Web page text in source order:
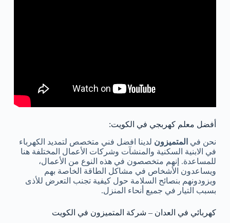
أفضل معلم كهربجي في الكويت:
نحن في المتميزون لدينا افضل فني متخصص لتمديد الكهرباء
في الابنية السكنية والمنشآت وشركات الأعمال المختلفة هنا
للمساعدة. إنهم متخصصون في هذه النوع من الأعمال،
ويساعدون الأشخاص في مشاكل الطاقة الخاصة بهم
ويزودونهم بنصائح السلامة حول كيفية تجنب التعرض للأذى
بسبب التيار في جميع أنحاء المنزل.
كهربائي في العدان – شركة المتميزون في الكويت